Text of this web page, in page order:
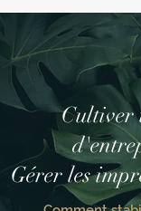
Cultiver
Gérer les